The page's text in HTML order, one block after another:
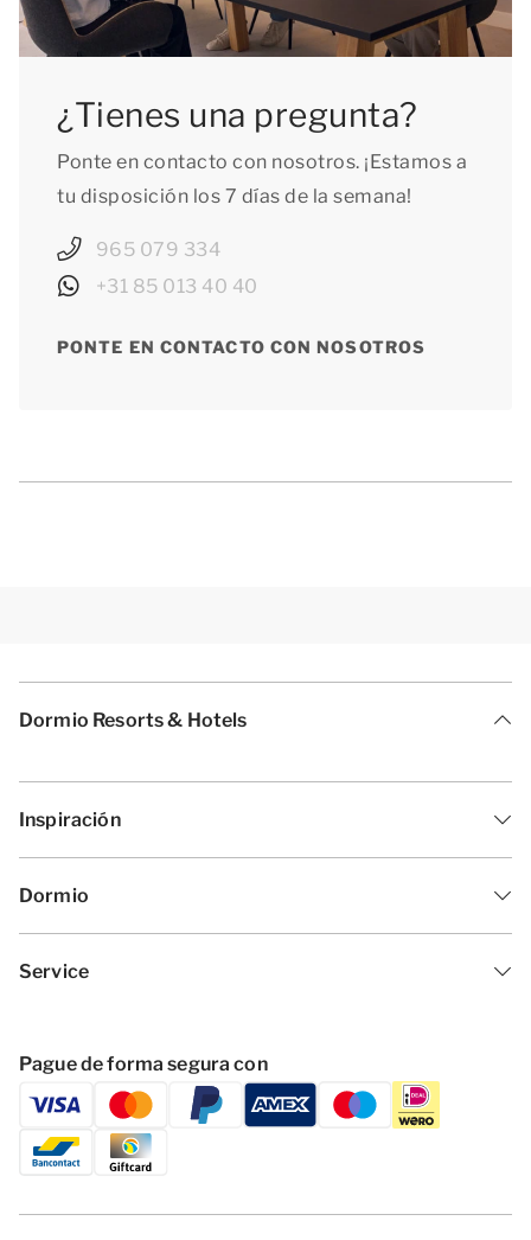
¿Tienes una pregunta?
Ponte en contacto con nosotros. ¡Estamos a
tu disposición los 7 días de la semana!
965 079 334
+31 85 013 40 40
PONTE EN CONTACTO CON NOSOTROS
Dormio Resorts & Hotels
Inspiración
Dormio
Service
Pague de forma segura con